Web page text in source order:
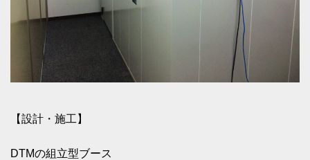
【設計・施工】
DTMの組立型ブース